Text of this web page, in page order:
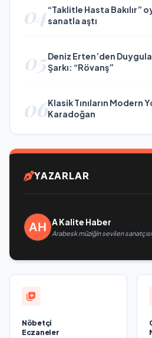
04“Taklitle Hasta Bakılır”
sanatla aştı
05Deniz Erten’den
Şarkı: “Rövanş”
06Klasik Tınıların Modern
Karadoğan
YAZARLAR
A Kalite Haber
Arabesk müziğin sevilen
Nöbetçi
Eczaneler